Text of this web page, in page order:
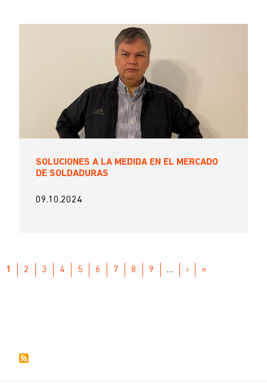
SOLUCIONES A LA MEDIDA EN EL MERCADO
DE SOLDADURAS
09.10.2024
Paginación
PÁGINA
1 PAGE
2 PAGE
3 PAGE
4 PAGE
5 PAGE
6 PAGE
7 PAGE
8 PAGE
9 …
SIGUIENTE
›
ÚLTIMA
»